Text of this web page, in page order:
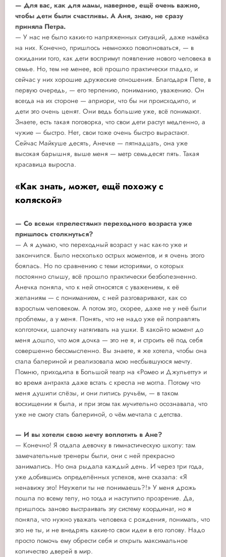
— Для вас, как для мамы, наверное, ещё очень важно,
чтобы дети были счастливы. А Аня, знаю, не сразу
приняла Петра.
— У нас не было каких-то напряженных ситуаций, даже намёка
на них. Конечно, пришлось немножко поволноваться, — в
ожидании того, как дети воспримут появление нового человека в
семье. Но, тем не менее, всё прошло практически гладко, и
сейчас у них хорошие дружеские отношения. Благодаря Пете, в
первую очередь, — его терпению, пониманию, уважению. Он
всегда на их стороне — априори, что бы ни происходило, и
дети это очень ценят. Они ведь большие уже, всё понимают.
Знаете, есть такая поговорка, что свои дети растут медленно, а
чужие — быстро. Нет, свои тоже очень быстро вырастают.
Сейчас Майкуше десять, Анечке — пятнадцать, она уже
высокая барышня, выше меня — метр семьдесят пять. Такая
красавица выросла.
«Как знать, может, ещё похожу с
коляской»
— Со всеми «прелестями» переходного возраста уже
пришлось столкнуться?
— А я думаю, что переходный возраст у нас как-то уже и
закончился. Было несколько острых моментов, и я очень этого
боялась. Но по сравнению с теми историями, о которых
постоянно слышу, всё прошло практически безболезненно.
Анечка поняла, что к ней относятся с уважением, к её
желаниям — с пониманием, с ней разговаривают, как со
взрослым человеком. А потом это, скорее, даже не у неё были
проблемы, а у меня. Понять, что не надо уже ей поправлять
колготочки, шапочку натягивать на ушки. В какой-то момент до
меня дошло, что моя дочка — это не я, и строить её под себя
совершенно бессмысленно. Вы знаете, я же хотела, чтобы она
стала балериной и реализовала мою несбывшуюся мечту.
Помню, приходила в Большой театр на «Ромео и Джульетту» и
во время антракта даже встать с кресла не могла. Потому что
меня душили слёзы, и они лились ручьём, — в таком
восхищении я была, и при этом так мучительно осознавала, что
уже не смогу стать балериной, о чём мечтала с детства.
— И вы хотели свою мечту воплотить в Ане?
— Конечно! Я отдала девочку в гимнастическую школу: там
замечательные тренеры были, они с ней прекрасно
занимались. Но она рыдала каждый день. И через три года,
уже добившись определённых успехов, мне сказала: «Я
ненавижу это! Неужели ты не понимаешь?!» У меня дрожь
пошла по всему телу, но тогда и наступило прозрение. Да,
пришлось заново выстраивать эту систему координат, но я
поняла, что нужно уважать человека с рождения, понимать, что
это не ты, и не внедрять какие-то свои идеи в его голову. Надо
просто помочь ему обрести себя и открыть максимальное
количество дверей в мир.